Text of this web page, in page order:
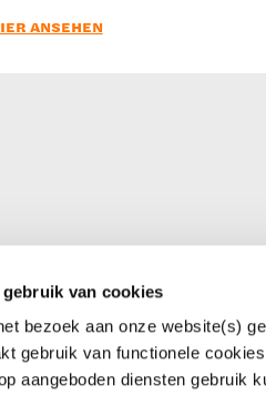
van cookies
bezoek aan onze website(s)
gebruik van functionele
aangeboden diensten gebruik
ANSEHEN
und Kontakt